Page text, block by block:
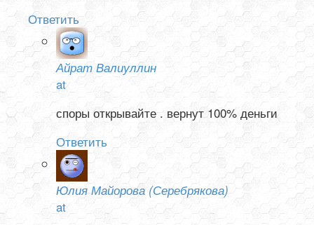
Ответить
Айрат Валиуллин
at
споры открывайте . вернут 100% деньги
Ответить
Юлия Майорова (Серебрякова)
at